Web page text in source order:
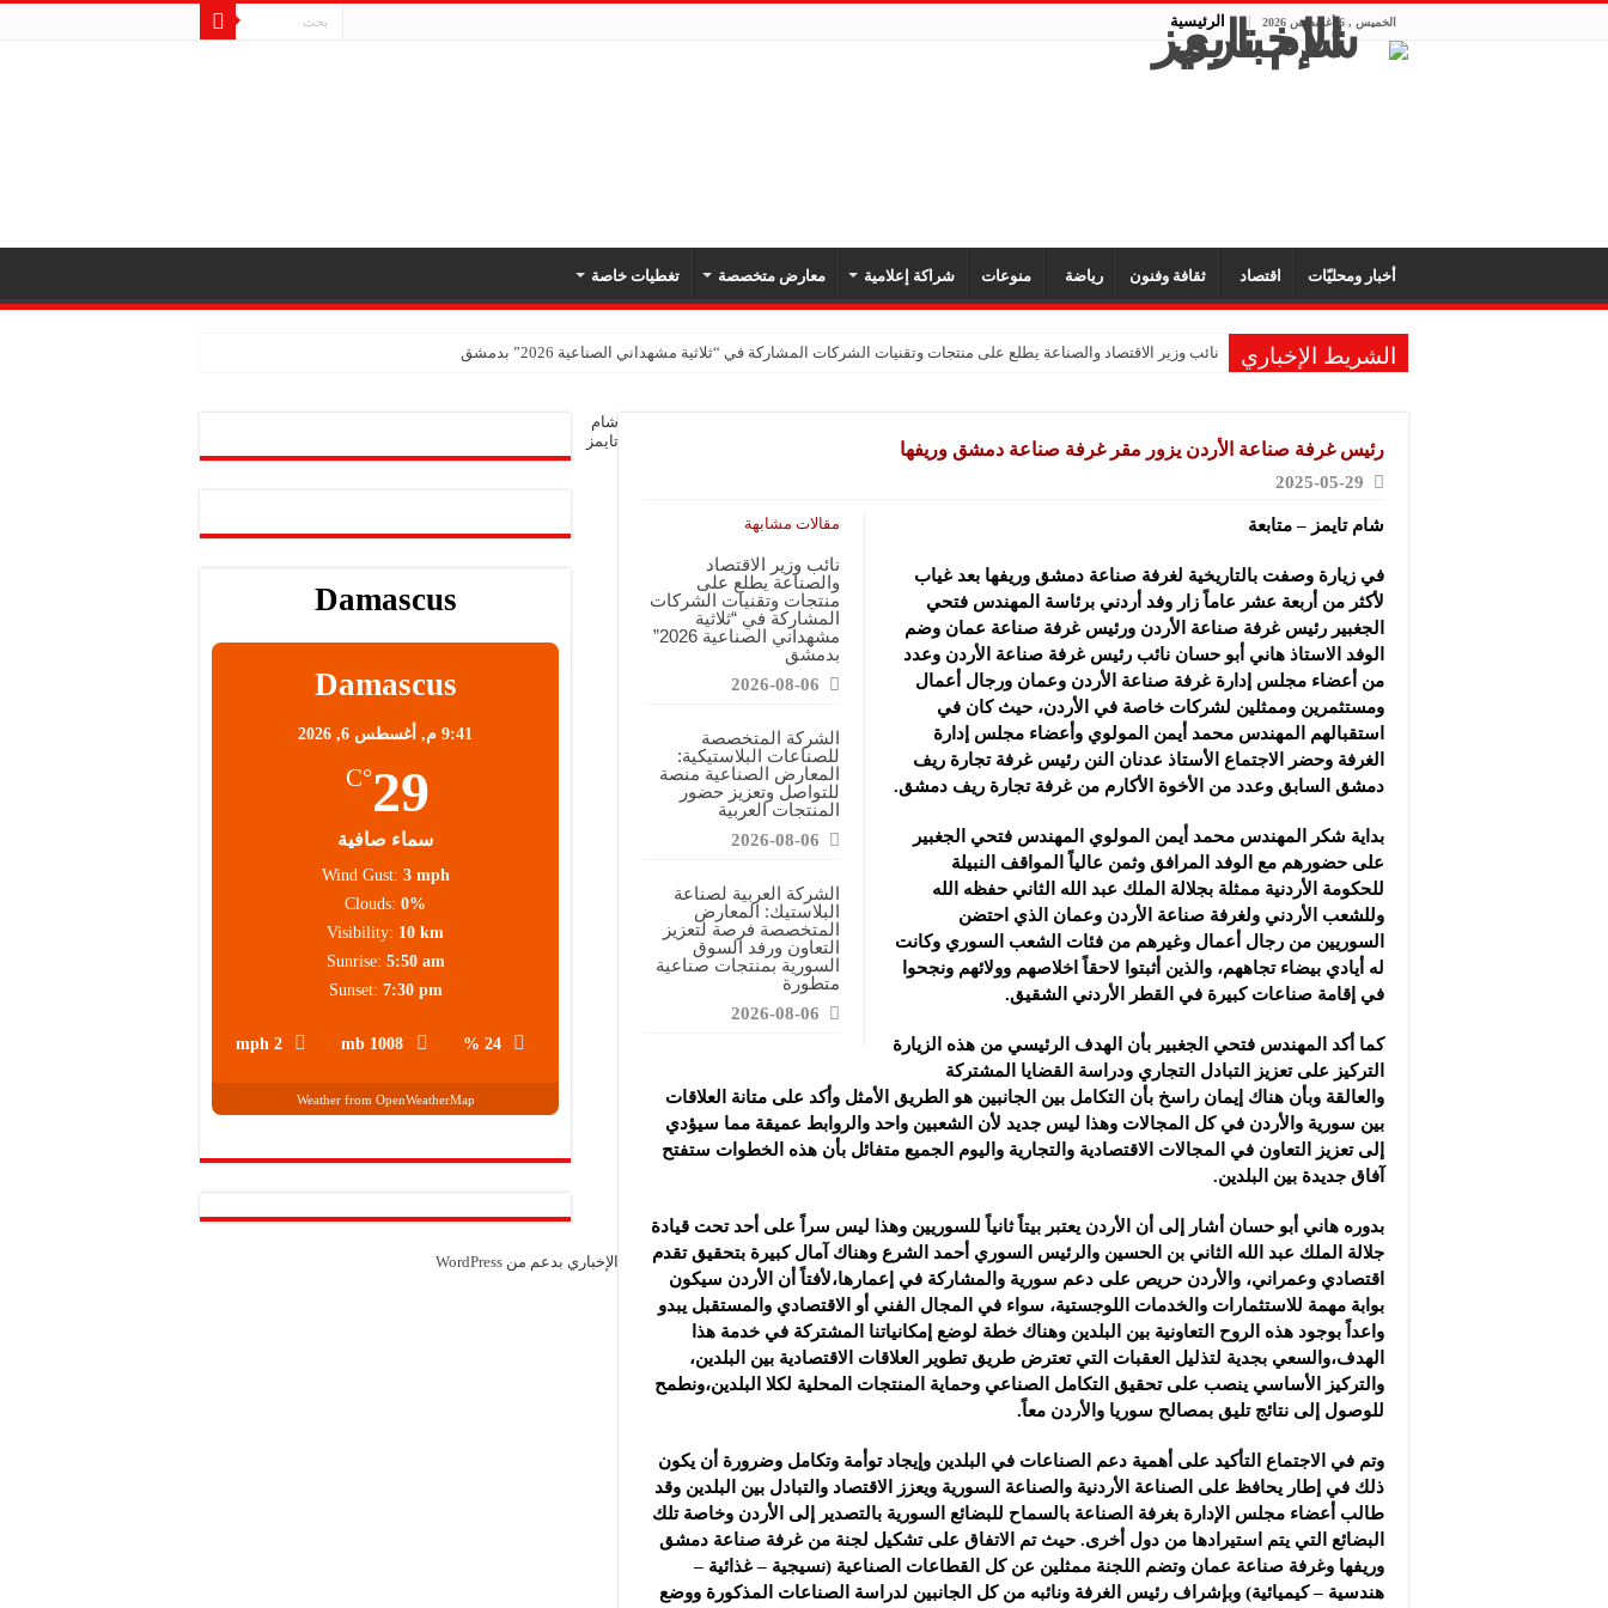
الخميس , 6 أغسطس 2026 الرئيسية
أخبار ومحليّات اقتصاد ثقافة وفنون رياضة منوعات شراكة إعلامية معارض متخصصة تغطيات خاصة
الشريط الإخباري نائب وزير الاقتصاد والصناعة يطلع على منتجات وتقنيات الشركات المشاركة في “ثلاثية مشهداني الصناعية 2026” بدمشق
رئيس غرفة صناعة الأردن يزور مقر غرفة صناعة دمشق وريفها
2025-05-29
مقالات مشابهة
نائب وزير الاقتصاد
والصناعة يطلع على
منتجات وتقنيات الشركات
المشاركة في “ثلاثية
مشهداني الصناعية 2026”
بدمشق
2026-08-06
الشركة المتخصصة
للصناعات البلاستيكية:
المعارض الصناعية منصة
للتواصل وتعزيز حضور
المنتجات العربية
2026-08-06
الشركة العربية لصناعة
البلاستيك: المعارض
المتخصصة فرصة لتعزيز
التعاون ورفد السوق
السورية بمنتجات صناعية
متطورة
2026-08-06
شام تايمز – متابعة
في زيارة وصفت بالتاريخية لغرفة صناعة دمشق وريفها بعد غياب
لأكثر من أربعة عشر عاماً زار وفد أردني برئاسة المهندس فتحي
الجغبير رئيس غرفة صناعة الأردن ورئيس غرفة صناعة عمان وضم
الوفد الاستاذ هاني أبو حسان نائب رئيس غرفة صناعة الأردن وعدد
من أعضاء مجلس إدارة غرفة صناعة الأردن وعمان ورجال أعمال
ومستثمرين وممثلين لشركات خاصة في الأردن، حيث كان في
استقبالهم المهندس محمد أيمن المولوي وأعضاء مجلس إدارة
الغرفة وحضر الاجتماع الأستاذ عدنان النن رئيس غرفة تجارة ريف
دمشق السابق وعدد من الأخوة الأكارم من غرفة تجارة ريف دمشق.
بداية شكر المهندس محمد أيمن المولوي المهندس فتحي الجغبير
على حضورهم مع الوفد المرافق وثمن عالياً المواقف النبيلة
للحكومة الأردنية ممثلة بجلالة الملك عبد الله الثاني حفظه الله
وللشعب الأردني ولغرفة صناعة الأردن وعمان الذي احتضن
السوريين من رجال أعمال وغيرهم من فئات الشعب السوري وكانت
له أيادي بيضاء تجاههم، والذين أثبتوا لاحقاً اخلاصهم وولائهم ونجحوا
في إقامة صناعات كبيرة في القطر الأردني الشقيق.
كما أكد المهندس فتحي الجغبير بأن الهدف الرئيسي من هذه الزيارة
التركيز على تعزيز التبادل التجاري ودراسة القضايا المشتركة
والعالقة وبأن هناك إيمان راسخ بأن التكامل بين الجانبين هو الطريق الأمثل وأكد على متانة العلاقات
بين سورية والأردن في كل المجالات وهذا ليس جديد لأن الشعبين واحد والروابط عميقة مما سيؤدي
إلى تعزيز التعاون في المجالات الاقتصادية والتجارية واليوم الجميع متفائل بأن هذه الخطوات ستفتح
آفاق جديدة بين البلدين.
بدوره هاني أبو حسان أشار إلى أن الأردن يعتبر بيتاً ثانياً للسوريين وهذا ليس سراً على أحد تحت قيادة
جلالة الملك عبد الله الثاني بن الحسين والرئيس السوري أحمد الشرع وهناك آمال كبيرة بتحقيق تقدم
اقتصادي وعمراني، والأردن حريص على دعم سورية والمشاركة في إعمارها،لأفتاً أن الأردن سيكون
بوابة مهمة للاستثمارات والخدمات اللوجستية، سواء في المجال الفني أو الاقتصادي والمستقبل يبدو
واعداً بوجود هذه الروح التعاونية بين البلدين وهناك خطة لوضع إمكانياتنا المشتركة في خدمة هذا
الهدف،والسعي بجدية لتذليل العقبات التي تعترض طريق تطوير العلاقات الاقتصادية بين البلدين،
والتركيز الأساسي ينصب على تحقيق التكامل الصناعي وحماية المنتجات المحلية لكلا البلدين،ونطمح
للوصول إلى نتائج تليق بمصالح سوريا والأردن معاً.
وتم في الاجتماع التأكيد على أهمية دعم الصناعات في البلدين وإيجاد توأمة وتكامل وضرورة أن يكون
ذلك في إطار يحافظ على الصناعة الأردنية والصناعة السورية ويعزز الاقتصاد والتبادل بين البلدين وقد
طالب أعضاء مجلس الإدارة بغرفة الصناعة بالسماح للبضائع السورية بالتصدير إلى الأردن وخاصة تلك
البضائع التي يتم استيرادها من دول أخرى. حيث تم الاتفاق على تشكيل لجنة من غرفة صناعة دمشق
وريفها وغرفة صناعة عمان وتضم اللجنة ممثلين عن كل القطاعات الصناعية (نسيجية – غذائية –
هندسية – كيميائية) وبإشراف رئيس الغرفة ونائبه من كل الجانبين لدراسة الصناعات المذكورة ووضع
Damascus
Damascus
9:41 م, أغسطس 6, 2026
29
°C
سماء صافية
24 %
1008 mb
2 mph
Wind Gust: 3 mph
Clouds: 0%
Visibility: 10 km
Sunrise: 5:50 am
Sunset: 7:30 pm
Weather from OpenWeatherMap
شام
تايمز
الإخباري بدعم من WordPress